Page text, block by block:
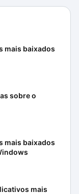
mais baixados
sobre o
mais baixados
mais